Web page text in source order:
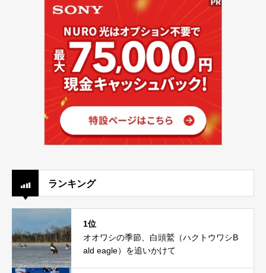
ランキング
1位
オオワシの季節、白頭鷲（ハクトウワシB
ald eagle）を追いかけて